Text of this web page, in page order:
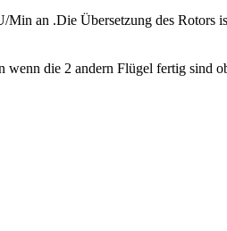
an .Die Übersetzung des Rotors
wenn die 2 andern Flügel fertig sind